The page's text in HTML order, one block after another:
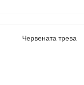
Червената трева